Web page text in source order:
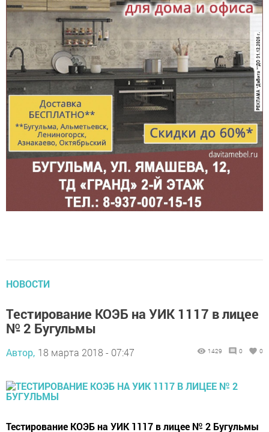
НОВОСТИ
Тестирование КОЭБ на УИК 1117 в лицее
№ 2 Бугульмы
Автор, 18 марта 2018 - 07:47 1429 0 0
Тестирование КОЭБ на УИК 1117 в лицее № 2 Бугульмы